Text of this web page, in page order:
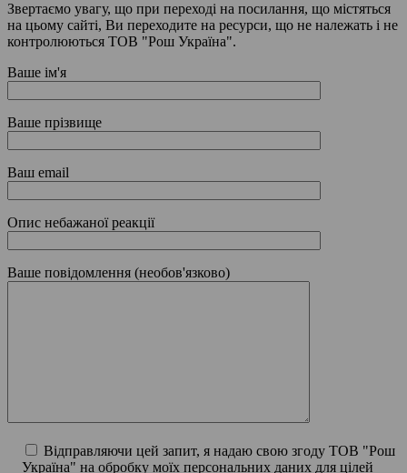
Звертаємо увагу, що при переході на посилання, що містяться
на цьому сайті, Ви переходите на ресурси, що не належать і не
контролюються ТОВ "Рош Україна".
Ваше ім'я
Ваше прізвище
Ваш email
Опис небажаної реакції
Ваше повідомлення (необов'язково)
Відправляючи цей запит, я надаю свою згоду ТОВ "Рош
Україна" на обробку моїх персональних даних для цілей